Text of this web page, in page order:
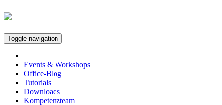
Toggle navigation
Events & Workshops
Office-Blog
Tutorials
Downloads
Kompetenzteam